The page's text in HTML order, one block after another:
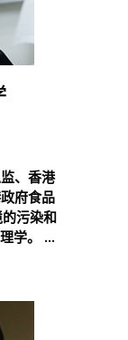
、香港
府食品
污染和
学。 ...